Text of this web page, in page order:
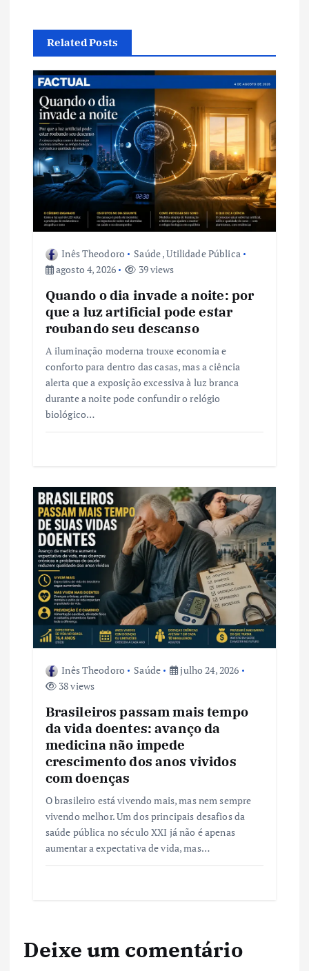
o
d
P
o
Related Posts
Inês Theodoro Saúde,Utilidade Pública
agosto 4, 2026
39 views
Quando o dia invade a noite: por
que a luz artificial pode estar
roubando seu descanso
A iluminação moderna trouxe economia e
conforto para dentro das casas, mas a ciência
alerta que a exposição excessiva à luz branca
durante a noite pode confundir o relógio
biológico…
Inês Theodoro Saúde
julho 24, 2026
38 views
Brasileiros passam mais tempo
da vida doentes: avanço da
medicina não impede
crescimento dos anos vividos
com doenças
O brasileiro está vivendo mais, mas nem sempre
vivendo melhor. Um dos principais desafios da
saúde pública no século XXI já não é apenas
aumentar a expectativa de vida, mas…
Deixe um comentário